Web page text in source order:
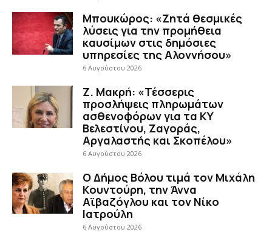
Μπουκώρος: «Ζητά θεσμικές
λύσεις για την προμήθεια
καυσίμων στις δημόσιες
υπηρεσίες της Αλοννήσου»
6 Αυγούστου 2026
Ζ. Μακρή: «Τέσσερις
προσλήψεις πληρωμάτων
ασθενοφόρων για τα ΚΥ
Βελεστίνου, Ζαγοράς,
Αργαλαστής και Σκοπέλου»
6 Αυγούστου 2026
Ο Δήμος Βόλου τιμά τον Μιχάλη
Κουντούρη, την Άννα
Αϊβαζόγλου και τον Νίκο
Ιατρούλη
6 Αυγούστου 2026